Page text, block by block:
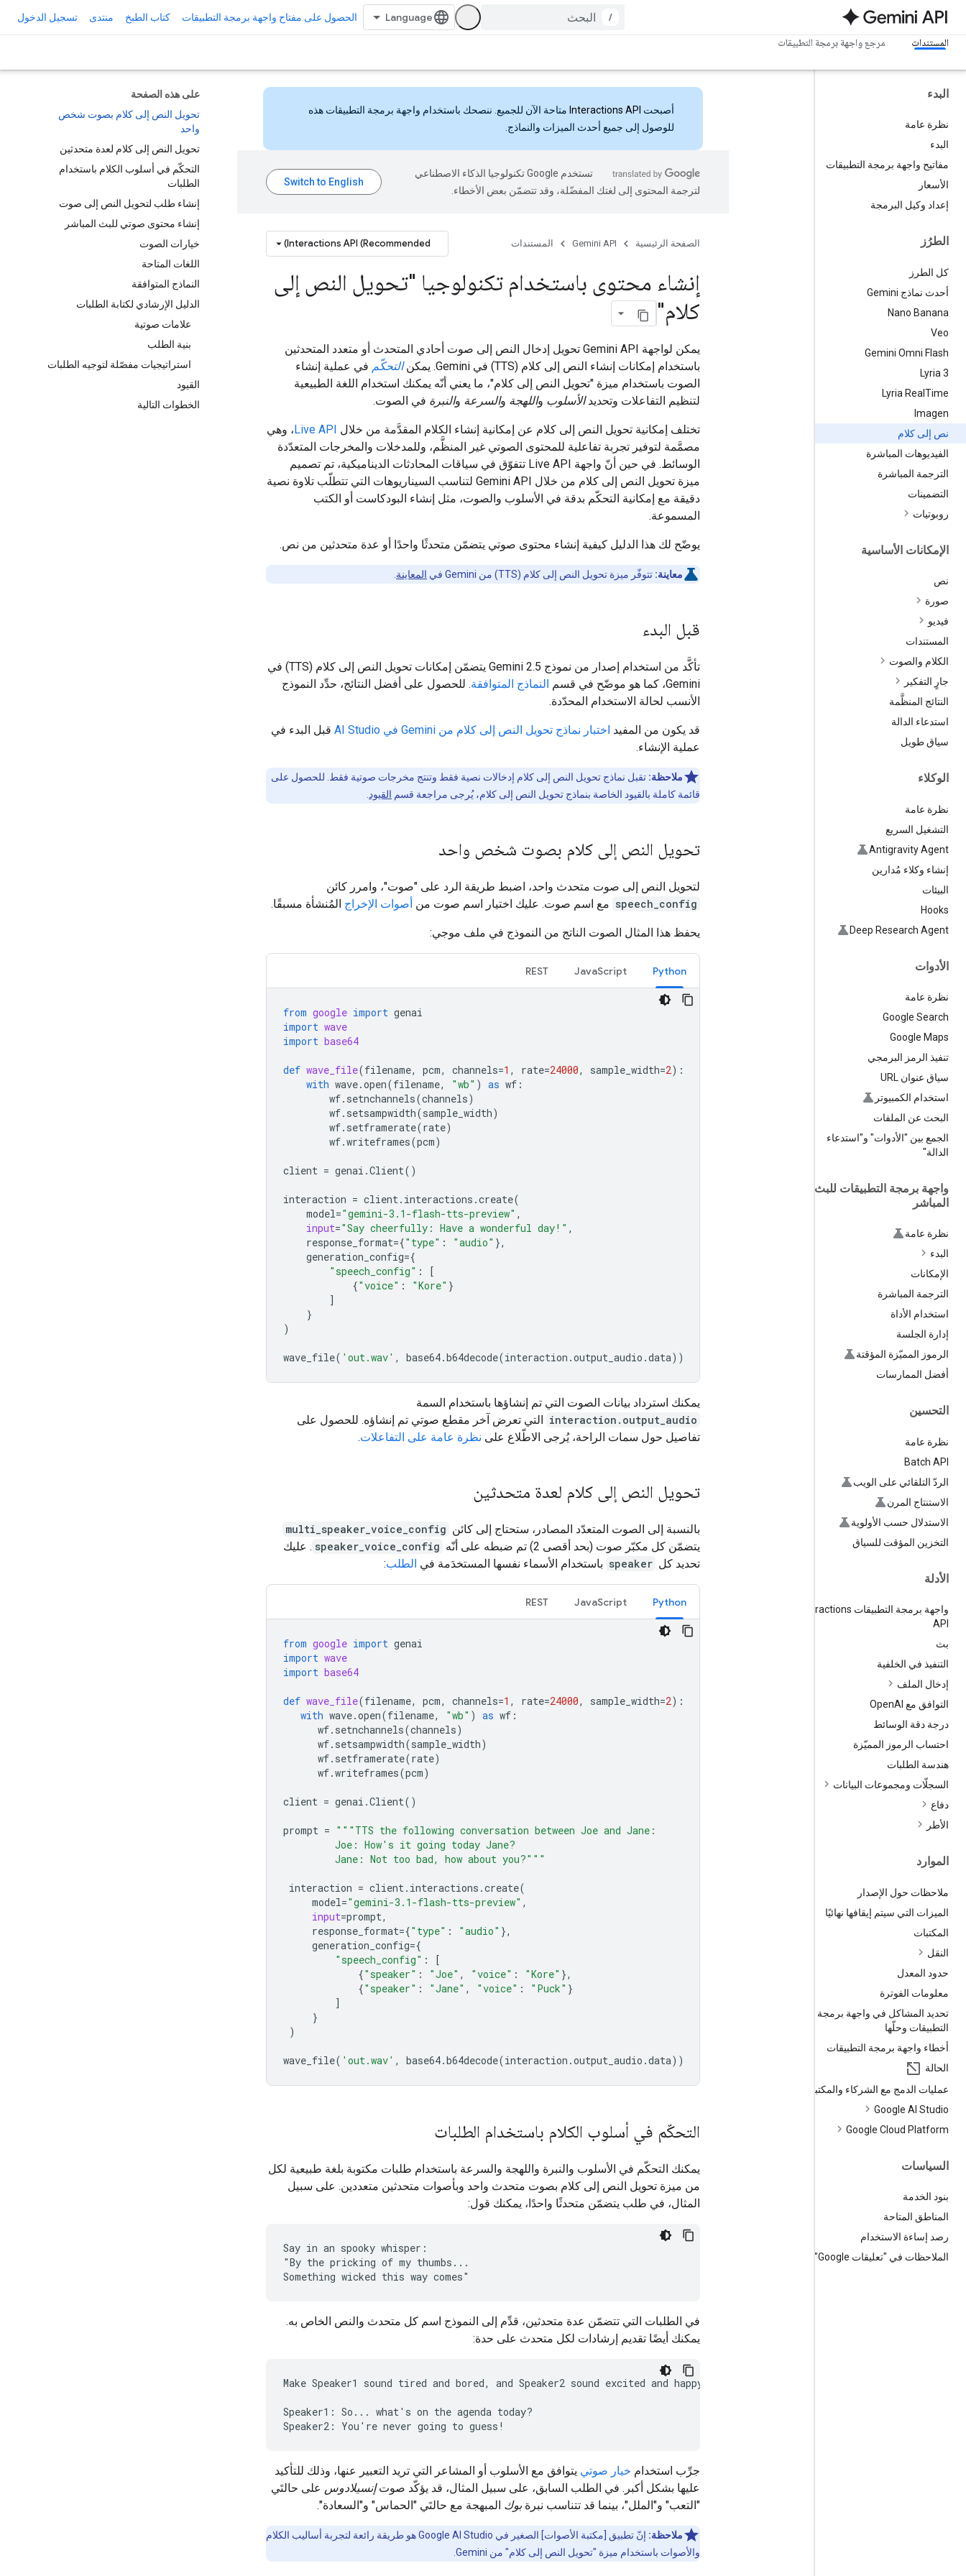
/ الحصول على مفتاح واجهة برمجة التطبيقات كتاب الطبخ منتدى تسجيل الدخول
المستندات مرجع واجهة برمجة التطبيقات
البدء
نظرة عامة
البدء
مفاتيح واجهة برمجة التطبيقات
الأسعار
إعداد وكيل البرمجة
الطرُز
كل الطرز
أحدث نماذج Gemini
Nano Banana
Veo
Gemini Omni Flash
‫Lyria 3
Lyria Real Time
Imagen
نص إلى كلام
الفيديوهات المباشرة
الترجمة المباشرة
التضمينات
روبوتيات
الإمكانات الأساسية
نص
صورة
فيديو
المستندات
الكلام والصوت
جارٍ التفكير
النتائج المنظَّمة
استدعاء الدالة
سياق طويل
الوكلاء
نظرة عامة
التشغيل السريع
Antigravity Agent
إنشاء وكلاء مُدارين
البيئات
Hooks
Deep Research Agent
الأدوات
نظرة عامة
Google Search
Google Maps
تنفيذ الرمز البرمجي
سياق عنوان URL
استخدام الكمبيوتر
البحث عن الملفات
الجمع بين "الأدوات" و"استدعاء
الدالة"
واجهة برمجة التطبيقات للبث
المباشر
نظرة عامة
البدء
الإمكانات
الترجمة المباشرة
استخدام الأداة
إدارة الجلسة
الرموز المميّزة المؤقتة
أفضل الممارسات
التحسين
نظرة عامة
Batch API
الردّ التلقائي على الويب
الاستنتاج المرن
الاستدلال حسب الأولوية
التخزين المؤقت للسياق
الأدلة
واجهة برمجة التطبيقات Interactions
API
بث
التنفيذ في الخلفية
إدخال الملف
التوافق مع Open AI
درجة دقة الوسائط
احتساب الرموز المميّزة
هندسة الطلبات
السجلّات ومجموعات البيانات
دفاع
الأطر
الموارد
ملاحظات حول الإصدار
الميزات التي سيتم إيقافها نهائيًا
المكتبات
النقل
حدود المعدل
معلومات الفوترة
تحديد المشاكل في واجهة برمجة
التطبيقات وحلّها
أخطاء واجهة برمجة التطبيقات
الحالة
عمليات الدمج مع الشركاء والمكتبات
Google AI Studio
Google Cloud Platform
السياسات
بنود الخدمة
المناطق المتاحة
رصد إساءة الاستخدام
الملاحظات في "تعليقات Google"
على هذه الصفحة
تحويل النص إلى كلام بصوت شخص
واحد
تحويل النص إلى كلام لعدة متحدثين
التحكّم في أسلوب الكلام باستخدام
الطلبات
إنشاء طلب لتحويل النص إلى صوت
إنشاء محتوى صوتي للبث المباشر
خيارات الصوت
اللغات المتاحة
النماذج المتوافقة
الدليل الإرشادي لكتابة الطلبات
علامات صوتية
بنية الطلب
استراتيجيات مفصّلة لتوجيه الطلبات
القيود
الخطوات التالية
أصبحت Interactions API متاحة الآن للجميع. ننصحك باستخدام واجهة برمجة التطبيقات هذه
للوصول إلى جميع أحدث الميزات والنماذج.
تستخدم Google تكنولوجيا الذكاء الاصطناعي
لترجمة المحتوى إلى لغتك المفضّلة، وقد تتضمّن بعض الأخطاء.
الصفحة الرئيسية Gemini API المستندات Interactions API (Recommended)
إنشاء محتوى باستخدام تكنولوجيا "تحويل النص إلى
كلام"
يمكن لواجهة Gemini API تحويل إدخال النص إلى صوت أحادي المتحدث أو متعدد المتحدثين
باستخدام إمكانات إنشاء النص إلى كلام (TTS) في Gemini. يمكن
التحكّم في عملية إنشاء
الصوت باستخدام ميزة "تحويل النص إلى كلام"، ما يعني أنّه يمكنك استخدام اللغة الطبيعية
لتنظيم التفاعلات وتحديدالأسلوب واللهجة والسرعة والنبرة في الصوت.
تختلف إمكانية تحويل النص إلى كلام عن إمكانية إنشاء الكلام المقدَّمة من خلال Live API، وهي
مصمَّمة لتوفير تجربة تفاعلية للمحتوى الصوتي غير المنظَّم، وللمدخلات والمخرجات المتعدّدة
الوسائط. في حين أنّ واجهة Live API تتفوّق في سياقات المحادثات الديناميكية، تم تصميم
ميزة تحويل النص إلى كلام من خلال Gemini API لتناسب السيناريوهات التي تتطلّب تلاوة نصية
دقيقة مع إمكانية التحكّم بدقة في الأسلوب والصوت، مثل إنشاء البودكاست أو الكتب
المسموعة.
يوضّح لك هذا الدليل كيفية إنشاء محتوى صوتي يتضمّن متحدثًا واحدًا أو عدة متحدثين من نص.
معاينة: تتوفّر ميزة تحويل النص إلى كلام (TTS) من Gemini في المعاينة
قبل البدء
تأكَّد من استخدام إصدار من نموذج Gemini 2.5 يتضمّن إمكانات تحويل النص إلى كلام (TTS) في
Gemini، كما هو موضّح في قسم
النماذج المتوافقة. للحصول على أفضل النتائج، حدِّد النموذج
الأنسب لحالة الاستخدام المحدّدة.
قد يكون من المفيد اختبار نماذج تحويل النص إلى كلام من Gemini في AI Studio
قبل البدء في
عملية الإنشاء.
ملاحظة: تقبل نماذج تحويل النص إلى كلام إدخالات نصية فقط وتنتج مخرجات صوتية فقط. للحصول على
قائمة كاملة بالقيود الخاصة بنماذج تحويل النص إلى كلام، يُرجى مراجعة قسم القيود
تحويل النص إلى كلام بصوت شخص واحد
لتحويل النص إلى صوت متحدث واحد، اضبط طريقة الرد على "صوت"، وامرر كائن
speech_config مع اسم صوت. عليك اختيار اسم صوت من أصوات الإخراج المُنشأة مسبقًا.
يحفظ هذا المثال الصوت الناتج من النموذج في ملف موجي:
Python
JavaScript
REST
from google import genai
import wave
import base64
def wave_file(filename, pcm, channels=1 , rate=24000, sample_width=2):
with wave.open(filename, "wb" ) as wf :
wf. setnchannels(channels)
wf. setsampwidth(sample_width)
wf. setframerate(rate)
wf.writeframes(pcm)
client = genai .Client()
interaction = client. interactions .create(
model="gemini-3.1-flash-tts-preview" ,
input="Say cheerfully: Have a wonderful day!" ,
response_format={"type" : "audio" },
generation_config={
"speech_config" :
[
{"voice" : "Kore" }
]
}
)
wave_file( 'out.wav' , base64.b64decode(interaction .output_audio .data))
يمكنك استرداد بيانات الصوت التي تم إنشاؤها باستخدام السمة
interaction.output_audio التي تعرض آخر مقطع صوتي تم إنشاؤه. للحصول على
تفاصيل حول سمات الراحة، يُرجى الاطّلاع على نظرة عامة على التفاعلات.
تحويل النص إلى كلام لعدة متحدثين
بالنسبة إلى الصوت المتعدّد المصادر، ستحتاج إلى كائن multi_speaker_voice_config
يتضمّن كل مكبّر صوت (بحد أقصى 2) تم ضبطه على أنّه
speaker_voice_config . عليك
تحديد كل speaker باستخدام الأسماء نفسها المستخدَمة في الطلب:
Python
JavaScript
REST
from google import genai
import wave
import base64
def wave_file(filename, pcm, channels=1 , rate=24000, sample_width=2):
with wave.open(filename, "wb" ) as wf :
wf. setnchannels(channels)
wf. setsampwidth(sample_width)
wf. setframerate(rate)
wf.writeframes(pcm)
client = genai .Client()
prompt = """TTS the following conversation between Joe and Jane:
         Joe: How's it going today Jane?
         Jane: Not too bad, how about you?"""
interaction = client. interactions .create(
model="gemini-3.1-flash-tts-preview" ,
input=prompt,
response_format={"type" : "audio" },
generation_config={
"speech_config" :
[
{"speaker" : "Joe" , "voice" : "Kore" },
{"speaker" : "Jane" , "voice" : "Puck" }
]
}
)
wave_file( 'out.wav' , base64.b64decode(interaction .output_audio .data))
التحكّم في أسلوب الكلام باستخدام الطلبات
يمكنك التحكّم في الأسلوب والنبرة واللهجة والسرعة باستخدام طلبات مكتوبة بلغة طبيعية لكل
من ميزة تحويل النص إلى كلام بصوت متحدث واحد وبأصوات متحدثين متعددين. على سبيل
المثال، في طلب يتضمّن متحدثًا واحدًا، يمكنك قول:
Say in an spooky whisper:
"By the pricking of my thumbs...
في الطلبات التي تتضمّن عدة متحدثين، قدِّم إلى النموذج اسم كل متحدث والنص الخاص به.
يمكنك أيضًا تقديم إرشادات لكل متحدث على حدة:
Make Speaker1 sound tired and bored, and Speaker2 sound excited and happy:
Speaker1: So... what's on the agenda today?
جرِّب استخدام خيار صوتي يتوافق مع الأسلوب أو المشاعر التي تريد التعبير عنها، وذلك للتأكيد
عليها بشكل أكبر. في الطلب السابق، على سبيل المثال، قد يؤكّد صوتإنسيلادوس على حالتَي
"التعب" و"الملل"، بينما قد تتناسب نبرة بوك المبهجة مع حالتَي "الحماس" و"السعادة".
ملاحظة:
إنّ تطبيق [مكتبة الأصوات] الصغير في Google AI Studio هو طريقة رائعة لتجربة أساليب الكلام
والأصوات باستخدام ميزة "تحويل النص إلى كلام" من Gemini.